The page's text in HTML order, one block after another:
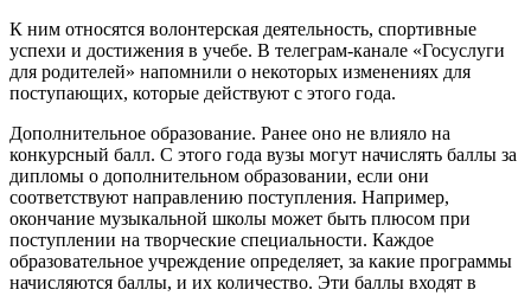
К ним относятся волонтерская деятельность, спортивные
успехи и достижения в учебе. В телеграм-канале «Госуслуги
для родителей» напомнили о некоторых изменениях для
поступающих, которые действуют с этого года.
Дополнительное образование. Ранее оно не влияло на
конкурсный балл. С этого года вузы могут начислять баллы за
дипломы о дополнительном образовании, если они
соответствуют направлению поступления. Например,
окончание музыкальной школы может быть плюсом при
поступлении на творческие специальности. Каждое
образовательное учреждение определяет, за какие программы
начисляются баллы, и их количество. Эти баллы входят в